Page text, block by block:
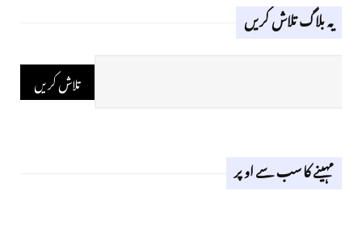
یہ بلاگ تلاش کریں
مہینے کا سب سے اوپر